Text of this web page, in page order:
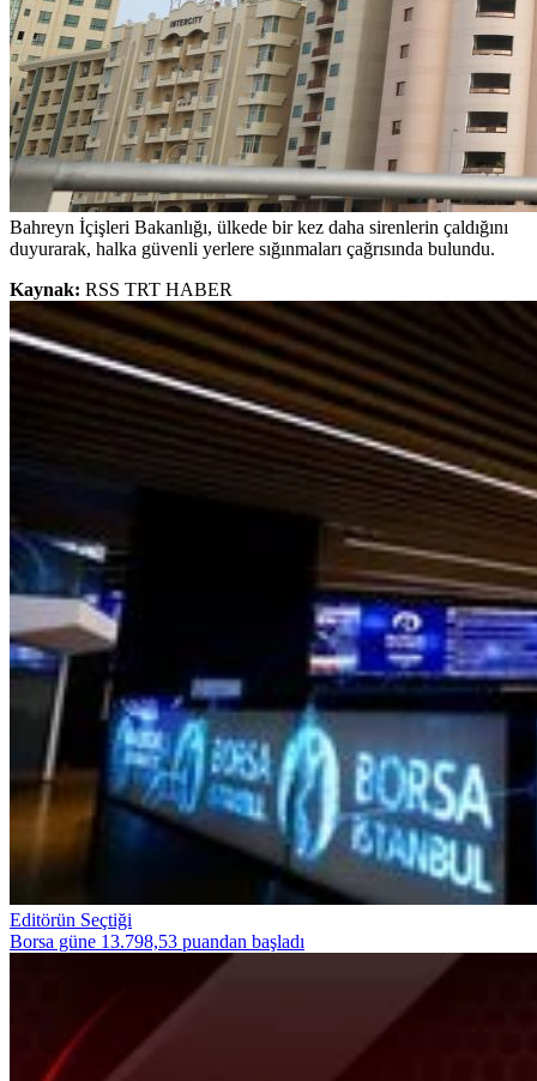
Bahreyn İçişleri Bakanlığı, ülkede bir kez daha sirenlerin çaldığını
duyurarak, halka güvenli yerlere sığınmaları çağrısında bulundu.
Kaynak: RSS TRT HABER
Editörün Seçtiği
Borsa güne 13.798,53 puandan başladı